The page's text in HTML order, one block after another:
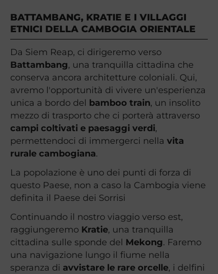
BATTAMBANG, KRATIE E I VILLAGGI
ETNICI DELLA CAMBOGIA ORIENTALE
Da Siem Reap, ci dirigeremo verso
Battambang, una tranquilla cittadina che
conserva ancora architetture coloniali. Qui,
avremo l'opportunità di vivere un'esperienza
unica a bordo del bamboo train, un insolito
mezzo di trasporto che ci porterà attraverso
campi coltivati e paesaggi verdi,
permettendoci di immergerci nella vita
rurale cambogiana.
La popolazione è uno dei punti di forza di
questo Paese, non a caso la Cambogia viene
definita il Paese dei Sorrisi
Continuando il nostro viaggio verso est,
raggiungeremo Kratie, una tranquilla
cittadina sulle sponde del Mekong. Faremo
una navigazione lungo il fiume nella
speranza di avvistare le rare orcelle, i delfini